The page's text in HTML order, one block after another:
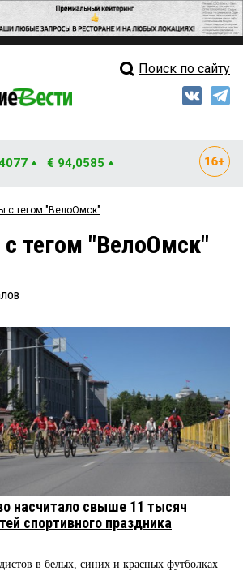
Свежий выпуск
Мнения
Рейтинги
Поиск по сайту
€ 94,0585
c тегом "ВелоОмск"
тегом "ВелоОмск"
насчитало свыше 11 тысяч
спортивного праздника
в белых, синих и красных футболках